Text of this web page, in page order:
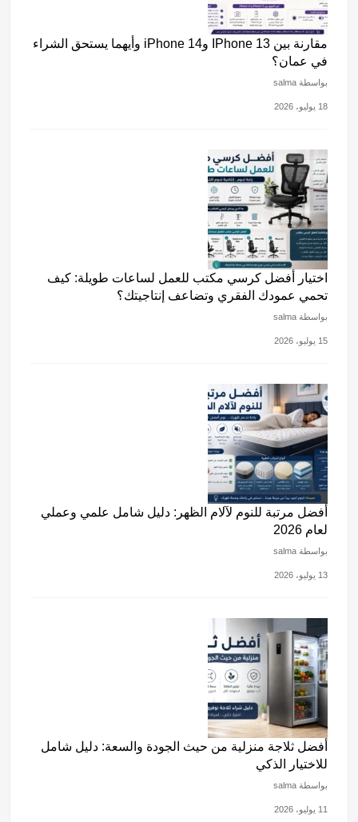
مقارنة بين IPhone 13 وiPhone 14 وأيهما يستحق الشراء
في عمان؟
بواسطة salma
18 يوليو، 2026
اختيار أفضل كرسي مكتب للعمل لساعات طويلة: كيف
تحمي عمودك الفقري وتضاعف إنتاجيتك؟
بواسطة salma
15 يوليو، 2026
أفضل مرتبة للنوم لآلام الظهر: دليل شامل علمي وعملي
لعام 2026
بواسطة salma
13 يوليو، 2026
أفضل ثلاجة منزلية من حيث الجودة والسعة: دليل شامل
للاختيار الذكي
بواسطة salma
11 يوليو، 2026